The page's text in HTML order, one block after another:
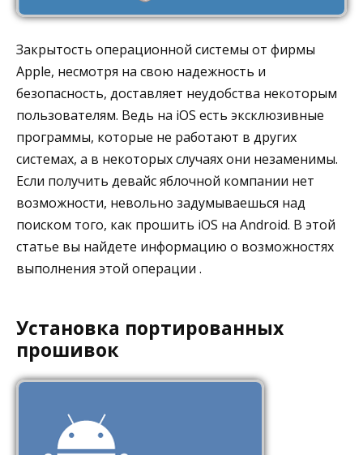
Закрытость операционной системы от фирмы
Apple, несмотря на свою надежность и
безопасность, доставляет неудобства некоторым
пользователям. Ведь на iOS есть эксклюзивные
программы, которые не работают в других
системах, а в некоторых случаях они незаменимы.
Если получить девайс яблочной компании нет
возможности, невольно задумываешься над
поиском того, как прошить iOS на Android. В этой
статье вы найдете информацию о возможностях
выполнения этой операции .
Установка портированных
прошивок